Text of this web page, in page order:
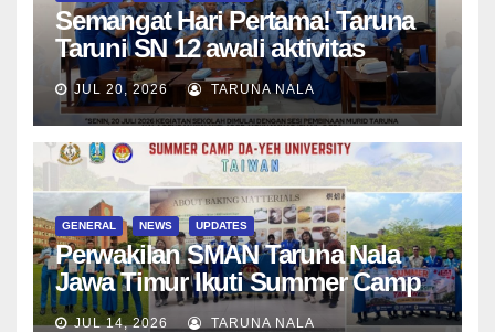
Semangat Hari Pertama! Taruna
Taruni SN 12 awali aktivitas
bersama Wali Kelas dan Tes
Asesmen Diagnostik
JUL 20, 2026 TARUNA NALA
GENERAL NEWS UPDATES
Perwakilan SMAN Taruna Nala
Jawa Timur Ikuti Summer Camp
di Da-Yeh University, Taiwan
JUL 14, 2026 TARUNA NALA